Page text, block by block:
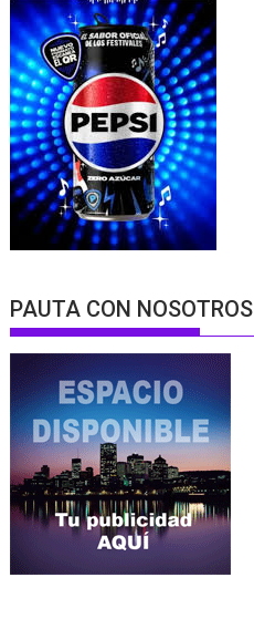
PAUTA CON NOSOTROS